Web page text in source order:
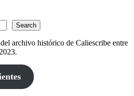
Search
archivo histórico de Caliescribe entre